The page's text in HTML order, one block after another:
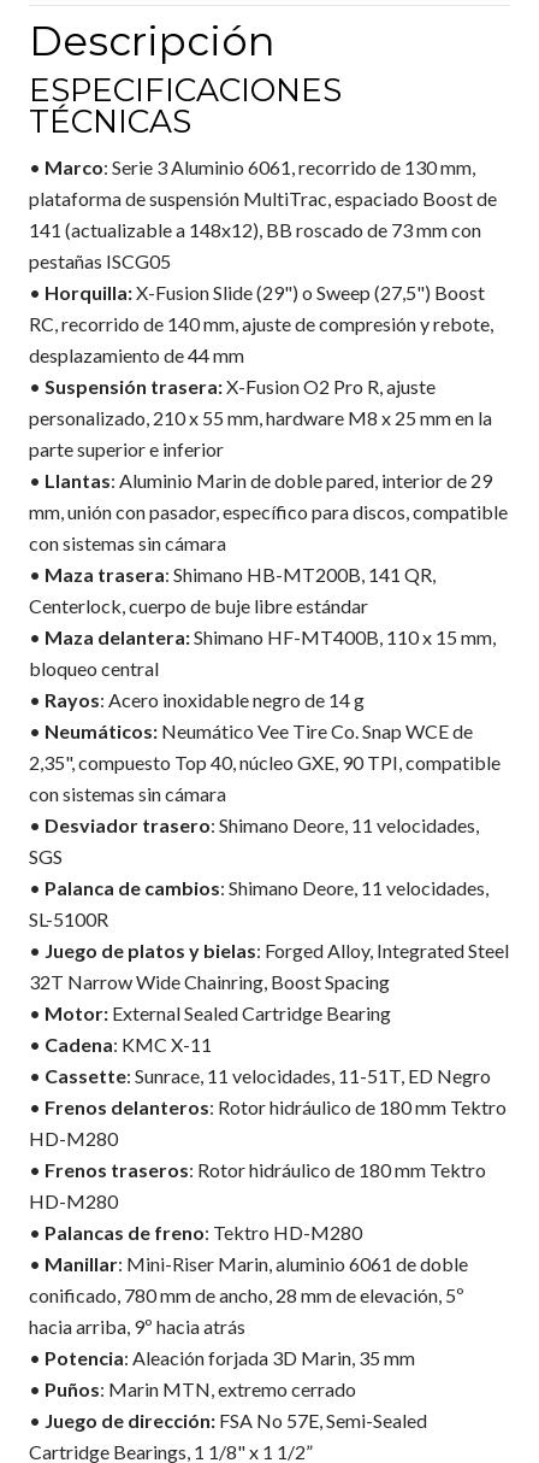
Descripción
ESPECIFICACIONES
TÉCNICAS
• Marco: Serie 3 Aluminio 6061, recorrido de 130 mm,
plataforma de suspensión MultiTrac, espaciado Boost de
141 (actualizable a 148x12), BB roscado de 73 mm con
pestañas ISCG05
• Horquilla:X-Fusion Slide (29") o Sweep (27,5") Boost
RC, recorrido de 140 mm, ajuste de compresión y rebote,
desplazamiento de 44 mm
• Suspensión trasera:X-Fusion O2 Pro R, ajuste
personalizado, 210 x 55 mm, hardware M8 x 25 mm en la
parte superior e inferior
• Llantas: Aluminio Marin de doble pared, interior de 29
mm, unión con pasador, específico para discos, compatible
con sistemas sin cámara
• Maza trasera: Shimano HB-MT200B, 141 QR,
Centerlock, cuerpo de buje libre estándar
• Maza delantera:Shimano HF-MT400B, 110 x 15 mm,
bloqueo central
• Rayos: Acero inoxidable negro de 14 g
• Neumáticos: Neumático Vee Tire Co. Snap WCE de
2,35", compuesto Top 40, núcleo GXE, 90 TPI, compatible
con sistemas sin cámara
• Desviador trasero: Shimano Deore, 11 velocidades,
SGS
• Palanca de cambios: Shimano Deore, 11 velocidades,
SL-5100R
• Juego de platos y bielas: Forged Alloy, Integrated Steel
32T Narrow Wide Chainring, Boost Spacing
• Motor: External Sealed Cartridge Bearing
• Cadena: KMC X-11
• Cassette: Sunrace, 11 velocidades, 11-51T, ED Negro
• Frenos delanteros: Rotor hidráulico de 180 mm Tektro
HD-M280
• Frenos traseros: Rotor hidráulico de 180 mm Tektro
HD-M280
• Palancas de freno: Tektro HD-M280
• Manillar: Mini-Riser Marin, aluminio 6061 de doble
conificado, 780 mm de ancho, 28 mm de elevación, 5º
hacia arriba, 9º hacia atrás
• Potencia: Aleación forjada 3D Marin, 35 mm
• Puños: Marin MTN, extremo cerrado
• Juego de dirección: FSA No 57E, Semi-Sealed
Cartridge Bearings, 1 1/8" x 1 1/2”